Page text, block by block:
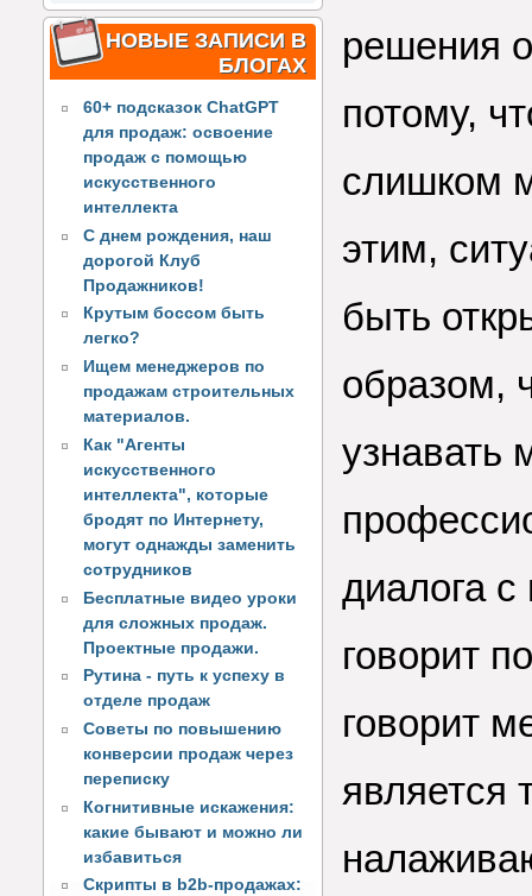
НОВЫЕ ЗАПИСИ В
БЛОГАХ
60+ подсказок ChatGPT
для продаж: освоение
продаж с помощью
искусственного
интеллекта
С днем рождения, наш
дорогой Клуб
Продажников!
Крутым боссом быть
легко?
Ищем менеджеров по
продажам строительных
материалов.
Как "Агенты
искусственного
интеллекта", которые
бродят по Интернету,
могут однажды заменить
сотрудников
Бесплатные видео уроки
для сложных продаж.
Проектные продажи.
Рутина - путь к успеху в
отделе продаж
Советы по повышению
конверсии продаж через
переписку
Когнитивные искажения:
какие бывают и можно ли
избавиться
Скрипты в b2b-продажах:
решения
потому,
слишком
этим,
быть
образом,
узнавать
диалога
говорит
говорит
является